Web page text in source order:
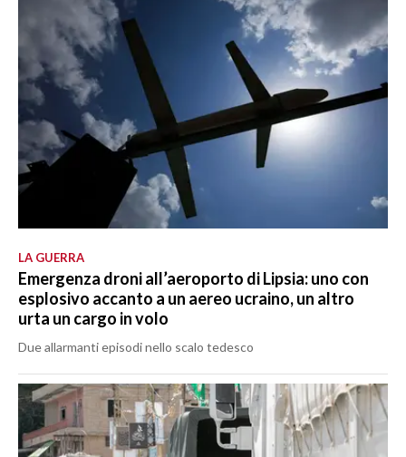
LA GUERRA
Emergenza droni all’aeroporto di Lipsia: uno con
esplosivo accanto a un aereo ucraino, un altro
urta un cargo in volo
Due allarmanti episodi nello scalo tedesco